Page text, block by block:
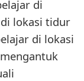
di
lokasi tidur
di lokasi